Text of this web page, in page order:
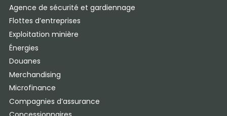
Agence de sécurité et gardiennage
Flottes d’entreprises
Exploitation minière
Énergies
Douanes
Merchandising
Microfinance
Compagnies d’assurance